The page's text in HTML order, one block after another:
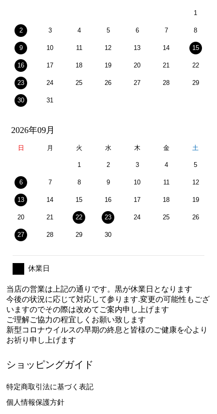
1
2 3 4 5 6 7 8
9 10 11 12 13 14 15
16 17 18 19 20 21 22
23 24 25 26 27 28 29
30 31
2026年09月
日 月 火 水 木 金 土
1 2 3 4 5
6 7 8 9 10 11 12
13 14 15 16 17 18 19
20 21 22 23 24 25 26
27 28 29 30
休業日
当店の営業は上記の通りです。黒が休業日となります
今後の状況に応じて対応して参ります.変更の可能性もござ
いますのでその際は改めてご案内申し上げます
ご理解ご協力の程宜しくお願い致します
新型コロナウイルスの早期の終息と皆様のご健康を心より
お祈り申し上げます
ショッピングガイド
特定商取引法に基づく表記
個人情報保護方針